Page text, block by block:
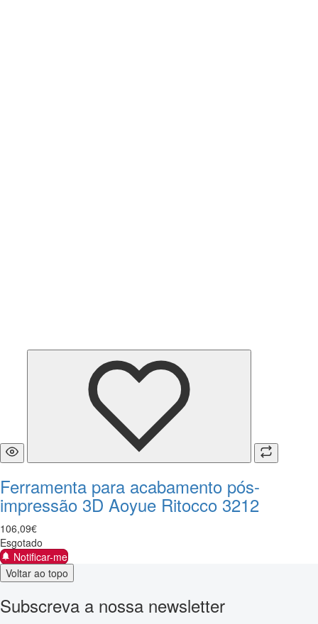
Ferramenta para acabamento pós-
impressão 3D Aoyue Ritocco 3212
106,09€
Esgotado
Notificar-me
Voltar ao topo
Subscreva a nossa newsletter